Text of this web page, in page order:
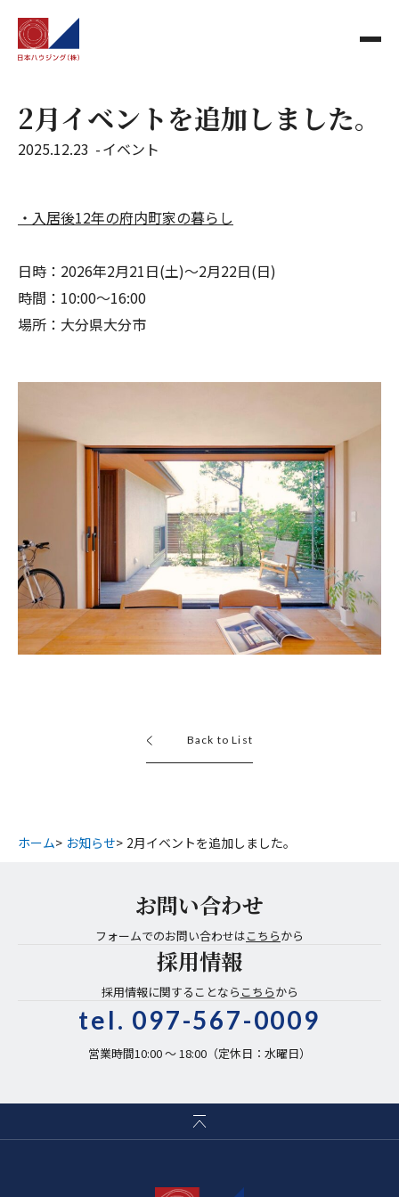
2月イベントを追加しました。
2025.12.23 イベント
・入居後12年の府内町家の暮らし
日時：2026年2月21日(土)～2月22日(日)
時間：10:00～16:00
場所：大分県大分市
Back to List
ホーム お知らせ 2月イベントを追加しました。
お問い合わせ
フォームでのお問い合わせはこちらから
採用情報
採用情報に関することなら こちらから
tel. 097-567-0009
営業時間10:00 〜 18:00（定休日：水曜日）